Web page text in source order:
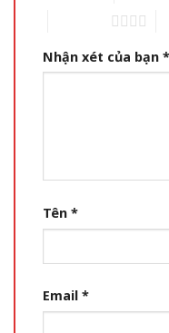
Nhận xét của bạn *
Tên *
Email *